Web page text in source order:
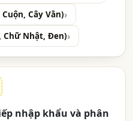
Cây Vằn)
Chữ Nhật, Đen)
nhập khẩu và phân